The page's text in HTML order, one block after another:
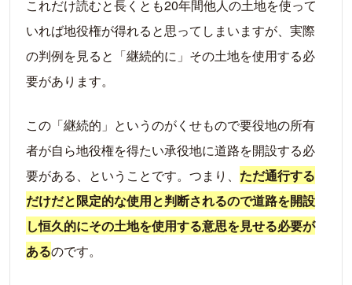
これだけ読むと長くとも20年間他人の土地を使って
いれば地役権が得れると思ってしまいますが、実際
の判例を見ると「継続的に」その土地を使用する必
要があります。
この「継続的」というのがくせもので要役地の所有
者が自ら地役権を得たい承役地に道路を開設する必
要がある、ということです。つまり、 ただ通行する
だけだと限定的な使用と判断されるので道路を開設
し恒久的にその土地を使用する意思を見せる必要が
あるのです。